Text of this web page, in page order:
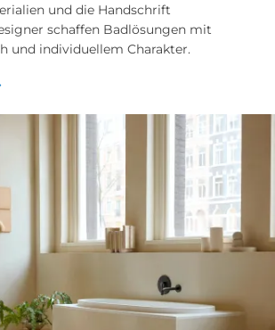
und die Handschrift
schaffen Badlösungen mit
und individuellem Charakter.